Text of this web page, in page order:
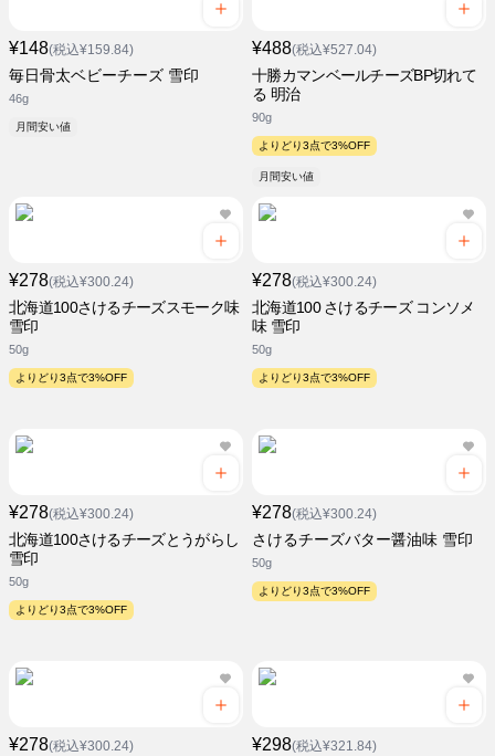
¥148(税込¥159.84)
毎日骨太ベビーチーズ 雪印
46g
月間安い値
¥488(税込¥527.04)
十勝カマンベールチーズBP切れて
る 明治
90g
よりどり3点で3%OFF
月間安い値
¥278(税込¥300.24)
北海道100さけるチーズスモーク味
雪印
50g
よりどり3点で3%OFF
¥278(税込¥300.24)
北海道100 さけるチーズ コンソメ
味 雪印
50g
よりどり3点で3%OFF
¥278(税込¥300.24)
北海道100さけるチーズとうがらし
雪印
50g
よりどり3点で3%OFF
¥278(税込¥300.24)
さけるチーズバター醤油味 雪印
50g
よりどり3点で3%OFF
¥278(税込¥300.24) ¥298(税込¥321.84)